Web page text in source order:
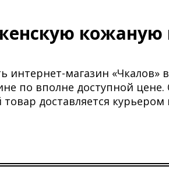
кожаную
интернет-магазин
по вполне доступной
доставляется курьером